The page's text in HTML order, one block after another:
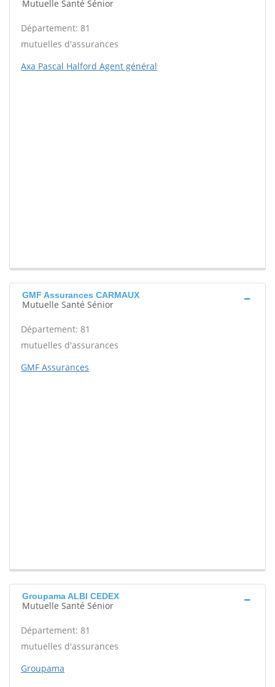
Mutuelle Santé Sénior
Département: 81
mutuelles d'assurances
Axa Pascal Halford Agent général
GMF Assurances CARMAUX
Mutuelle Santé Sénior
Département: 81
mutuelles d'assurances
GMF Assurances
Groupama ALBI CEDEX
Mutuelle Santé Sénior
Département: 81
mutuelles d'assurances
Groupama